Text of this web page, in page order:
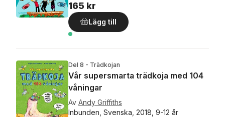
165 kr
Lägg till
Del 8 - Trädkojan
Vår supersmarta trädkoja med 104
våningar
Av Andy Griffiths
Inbunden, Svenska, 2018, 9-12 år